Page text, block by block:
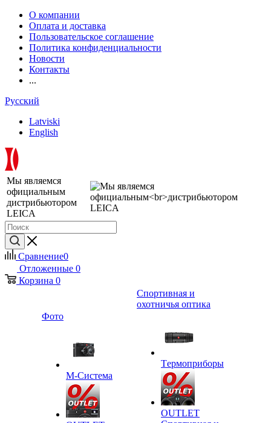
О компании
Оплата и доставка
Пользовательское соглашение
Политика конфиденциальности
Новости
Контакты
...
Русский
Latviski
English
Мы являемся
официальным
дистрибьютором
LEICA
Сравнение0
Отложенные 0
Корзина 0
Фото
M-Система
Спортивная и
охотничья оптика
Tермоприборы
OUTLET